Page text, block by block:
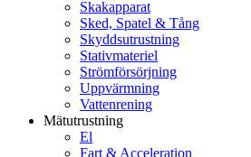
Skakapparat
Sked, Spatel & Tång
Skyddsutrustning
Stativmateriel
Strömförsörjning
Uppvärmning
Vattenrening
Mätutrustning
El
Fart & Acceleration